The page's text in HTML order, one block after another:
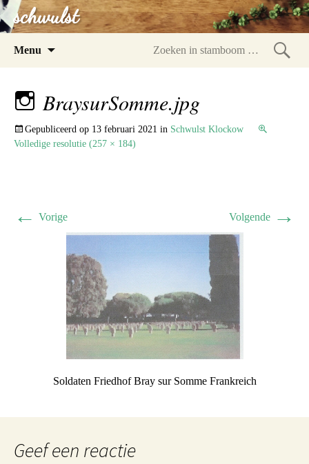
schwulst
Menu
BraysurSomme.jpg
Gepubliceerd op 13 februari 2021 in Schwulst Klockow
Volledige resolutie (257 × 184)
← Vorige Volgende →
Soldaten Friedhof Bray sur Somme Frankreich
Geef een reactie